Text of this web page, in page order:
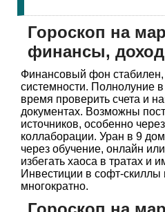
Гороскоп на
финансы,
Финансовый фон стабилен,
системности. Полнолуние
время проверить счета и
документах. Возможны
источников, особенно
коллаборации. Уран в 9
через обучение, онлайн
избегать хаоса в тратах и
Инвестиции в софт-скиллы
многократно.